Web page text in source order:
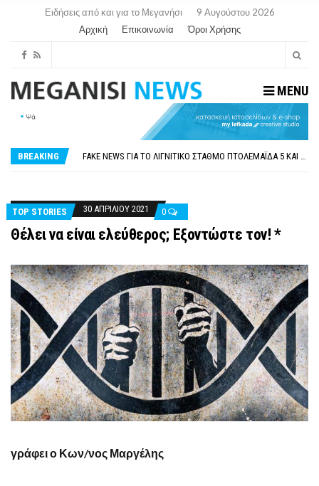
Ειδήσεις από και για το Μεγανήσι
9 Αυγούστου 2026
Αρχική
Επικοινωνία Όροι Χρήσης
MENU
BREAKING
ΠΑΡΑΙΤΉΘΗΚΕ Η ΑΝΤΙΔΉΜΑΡΧΟΣ ΠΟΛΙΤΙΣΜΟΎ ΜΕΓΑΝΗΣΊΟΥ Κ . ΕΥΑΓΓΕΛΊΑ ΜΕΛΆ. Η ΕΠΙΣΤΟΛΉ ΤΗΣ ΠΑΡΑΊΤΗΣΗΣ
FAKE NEWS ΓΙΑ ΤΟ ΛΙΓΝΙΤΙΚΌ ΣΤΑΘΜΌ ΠΤΟΛΕΜΑΪ́ΔΑ 5 ΚΑΙ ΤΗΝ ΕΝΕΡΓΕΙΑΚΉ ΑΣΦΆΛΕΙΑ ΤΗΣ ΧΏΡΑΣ
TOP STORIES
30 ΑΠΡΙΛΊΟΥ 2021 0
Θέλει να είναι ελεύθερος; Εξοντώστε τον! *
γράφει ο Κων/νος Μαργέλης